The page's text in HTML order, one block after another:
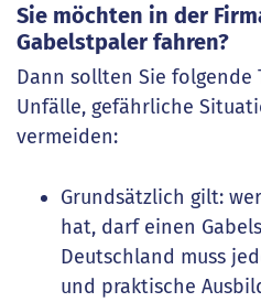
Sie möchten in der
Gabelstpaler fahren?
Dann sollten Sie folgende
Unfälle, gefährliche
vermeiden:
Grundsätzlich gilt:
hat, darf einen
Deutschland muss
und praktische